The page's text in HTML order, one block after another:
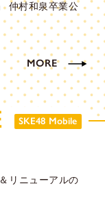
仲村和泉卒業公
MORE
SKE48 Mobile
リニューアルの